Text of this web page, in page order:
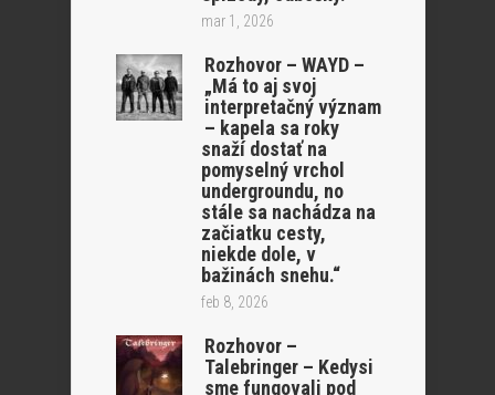
mar 1, 2026
Rozhovor – WAYD –
„Má to aj svoj
interpretačný význam
– kapela sa roky
snaží dostať na
pomyselný vrchol
undergroundu, no
stále sa nachádza na
začiatku cesty,
niekde dole, v
bažinách snehu.“
feb 8, 2026
Rozhovor –
Talebringer – Kedysi
sme fungovali pod